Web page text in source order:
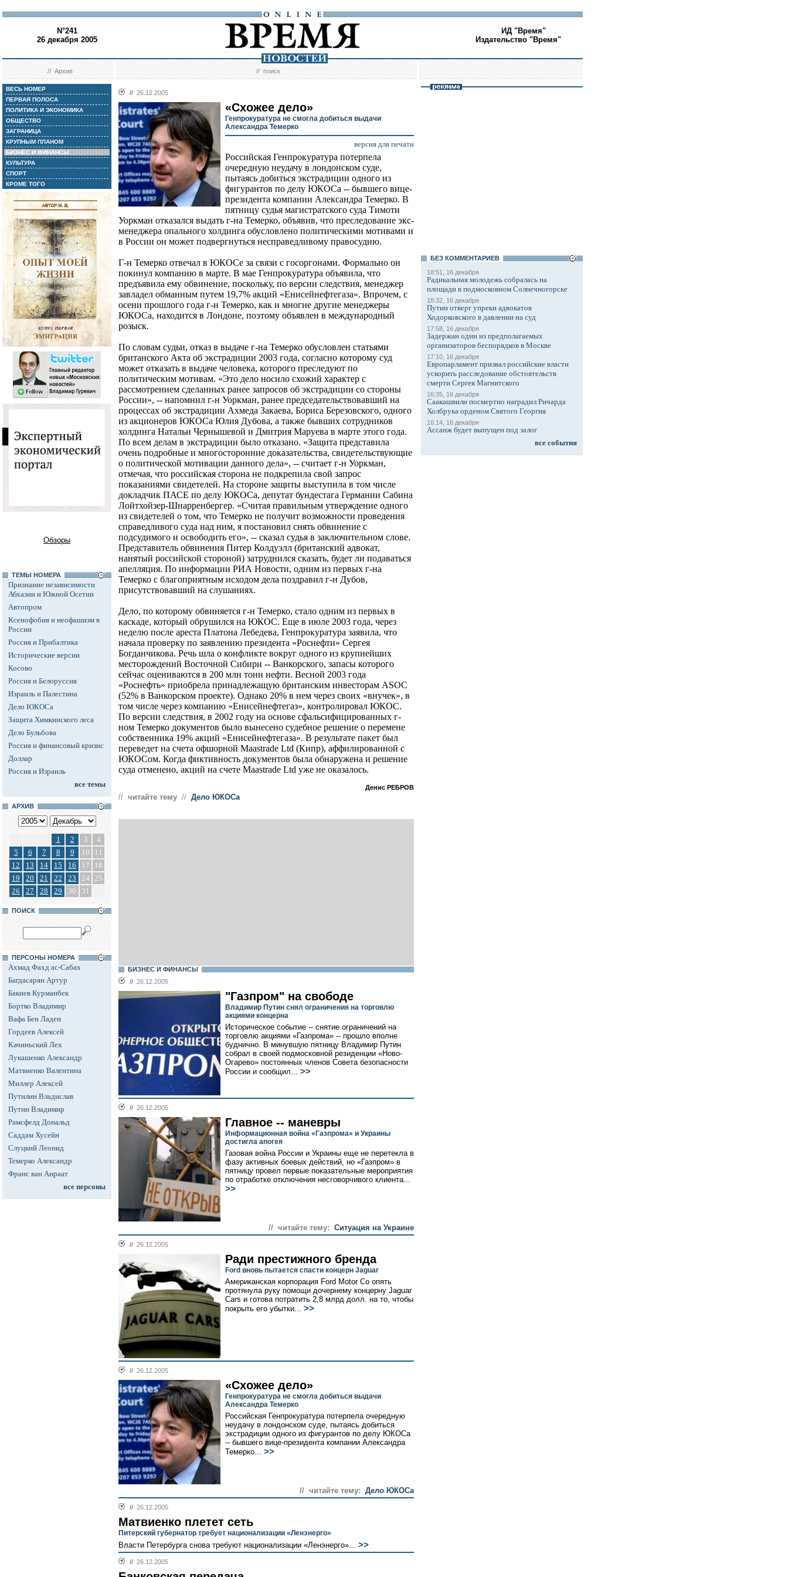
N°241
26 декабря 2005
ИД "Время"
Издательство "Время"
//Архив //поиск
ВЕСЬ НОМЕР
ПЕРВАЯ ПОЛОСА
ПОЛИТИКА И ЭКОНОМИКА
ОБЩЕСТВО
ЗАГРАНИЦА
КРУПНЫМ ПЛАНОМ
БИЗНЕС И ФИНАНСЫ
КУЛЬТУРА
СПОРТ
КРОМЕ ТОГО
Обзоры
ТЕМЫ НОМЕРА
Признание независимости
Абхазии и Южной Осетии
Автопром
Ксенофобия и неофашизм в
России
Россия и Прибалтика
Исторические версии
Косово
Россия и Белоруссия
Израиль и Палестина
Дело ЮКОСа
Защита Химкинского леса
Дело Бульбова
Россия и финансовый кризис
Доллар
Россия и Израиль
все темы
АРХИВ
1 2 3
4
5
6 7 8 9 10
11
12
13 14 15 16 17
18
19
20 21 22 23 24 25
26
27 28 29 30 31
ПОИСК
ПЕРСОНЫ НОМЕРА
Ахмад Фахд ас-Сабах
Багдасарян Артур
Бакиев Курманбек
Бортко Владимир
Вафа Бен Ладен
Гордеев Алексей
Качиньский Лех
Лукашенко Александр
Матвиенко Валентина
Миллер Алексей
Путилин Владислав
Путин Владимир
Рамсфелд Дональд
Саддам Хусейн
Слуцкий Леонид
Темерко Александр
Франс ван Анраат
все персоны
// 26.12.2005
«Схожее дело»
Генпрокуратура не смогла добиться выдачи
Александра Темерко
версия для печати
Российская Генпрокуратура потерпела
очередную неудачу в лондонском суде,
пытаясь добиться экстрадиции одного из
фигурантов по делу ЮКОСа -- бывшего вице-
президента компании Александра Темерко. В
пятницу судья магистратского суда Тимоти
Уоркман отказался выдать г-на Темерко, объявив, что преследование экс-
менеджера опального холдинга обусловлено политическими мотивами и
в России он может подвергнуться несправедливому правосудию.
Г-н Темерко отвечал в ЮКОСе за связи с госоргонами. Формально он
покинул компанию в марте. В мае Генпрокуратура объявила, что
предъявила ему обвинение, поскольку, по версии следствия, менеджер
завладел обманным путем 19,7% акций «Енисейнефтегаза». Впрочем, с
осени прошлого года г-н Темерко, как и многие другие менеджеры
ЮКОСа, находится в Лондоне, поэтому объявлен в международный
розыск.
По словам судьи, отказ в выдаче г-на Темерко обусловлен статьями
британского Акта об экстрадиции 2003 года, согласно которому суд
может отказать в выдаче человека, которого преследуют по
политическим мотивам. «Это дело носило схожий характер с
рассмотрением сделанных ранее запросов об экстрадиции со стороны
России», -- напомнил г-н Уоркман, ранее председательствовавший на
процессах об экстрадиции Ахмеда Закаева, Бориса Березовского, одного
из акционеров ЮКОСа Юлия Дубова, а также бывших сотрудников
холдинга Натальи Чернышевой и Дмитрия Маруева в марте этого года.
По всем делам в экстрадиции было отказано. «Защита представила
очень подробные и многосторонние доказательства, свидетельствующие
о политической мотивации данного дела», -- считает г-н Уоркман,
отмечая, что российская сторона не подкрепила свой запрос
показаниями свидетелей. На стороне защиты выступила в том числе
докладчик ПАСЕ по делу ЮКОСа, депутат бундестага Германии Сабина
Лойтхойзер-Шнарренбергер. «Считая правильным утверждение одного
из свидетелей о том, что Темерко не получит возможности проведения
справедливого суда над ним, я постановил снять обвинение с
подсудимого и освободить его», -- сказал судья в заключительном слове.
Представитель обвинения Питер Колдуэлл (британский адвокат,
нанятый российской стороной) затруднился сказать, будет ли подаваться
апелляция. По информации РИА Новости, одним из первых г-на
Темерко с благоприятным исходом дела поздравил г-н Дубов,
присутствовавший на слушаниях.
Дело, по которому обвиняется г-н Темерко, стало одним из первых в
каскаде, который обрушился на ЮКОС. Еще в июле 2003 года, через
неделю после ареста Платона Лебедева, Генпрокуратура заявила, что
начала проверку по заявлению президента «Роснефти» Сергея
Богданчикова. Речь шла о конфликте вокруг одного из крупнейших
месторождений Восточной Сибири -- Ванкорского, запасы которого
сейчас оцениваются в 200 млн тонн нефти. Весной 2003 года
«Роснефть» приобрела принадлежащую британским инвесторам ASOC
(52% в Ванкорском проекте). Однако 20% в нем через своих «внучек», в
том числе через компанию «Енисейнефтегаз», контролировал ЮКОС.
По версии следствия, в 2002 году на основе сфальсифицированных г-
ном Темерко документов было вынесено судебное решение о перемене
собственника 19% акций «Енисейнефтегаза». В результате пакет был
переведет на счета офшорной Maastrade Ltd (Кипр), аффилированной с
ЮКОСом. Когда фиктивность документов была обнаружена и решение
суда отменено, акций на счете Maastrade Ltd уже не оказалось.
Денис РЕБРОВ
// читайте тему // Дело ЮКОСа
БИЗНЕС И ФИНАНСЫ
// 26.12.2005
"Газпром" на свободе
Владимир Путин снял ограничения на торговлю
акциями концерна
Историческое событие -- снятие ограничений на
торговлю акциями «Газпрома» -- прошло вполне
буднично. В минувшую пятницу Владимир Путин
собрал в своей подмосковной резиденции «Ново-
Огарево» постоянных членов Совета безопасности
России и сообщил... >>
// 26.12.2005
Главное -- маневры
Информационная война «Газпрома» и Украины
достигла апогея
Газовая война России и Украины еще не перетекла в
фазу активных боевых действий, но «Газпром» в
пятницу провел первые показательные мероприятия
по отработке отключения несговорчивого клиента...
>>
// читайте тему: Ситуация на Украине
// 26.12.2005
Ради престижного бренда
Ford вновь пытается спасти концерн Jaguar
Американская корпорация Ford Motor Co опять
протянула руку помощи дочернему концерну Jaguar
Cars и готова потратить 2,8 млрд долл. на то, чтобы
покрыть его убытки... >>
// 26.12.2005
«Схожее дело»
Генпрокуратура не смогла добиться выдачи
Александра Темерко
Российская Генпрокуратура потерпела очередную
неудачу в лондонском суде, пытаясь добиться
экстрадиции одного из фигурантов по делу ЮКОСа
-- бывшего вице-президента компании Александра
Темерко... >>
// читайте тему: Дело ЮКОСа
// 26.12.2005
Матвиенко плетет сеть
Питерский губернатор требует национализации «Ленэнерго»
Власти Петербурга снова требуют национализации «Ленэнерго»... >>
// 26.12.2005
БЕЗ КОМMЕНТАРИЕВ
18:51, 16 декабря
Радикальная молодежь собралась на
площади в подмосковном Солнечногорске
18:32, 16 декабря
Путин отверг упреки адвокатов
Ходорковского в давлении на суд
17:58, 16 декабря
Задержан один из предполагаемых
организаторов беспорядков в Москве
17:10, 16 декабря
Европарламент призвал российские власти
ускорить расследование обстоятельств
смерти Сергея Магнитского
16:35, 16 декабря
Саакашвили посмертно наградил Ричарда
Холбрука орденом Святого Георгия
16:14, 16 декабря
Ассанж будет выпущен под залог
все события